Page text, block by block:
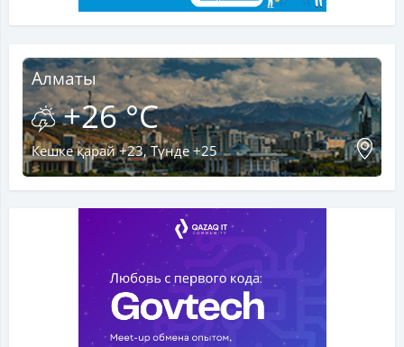
Алматы
+26 °C
Кешке қарай +23, Түнде +25